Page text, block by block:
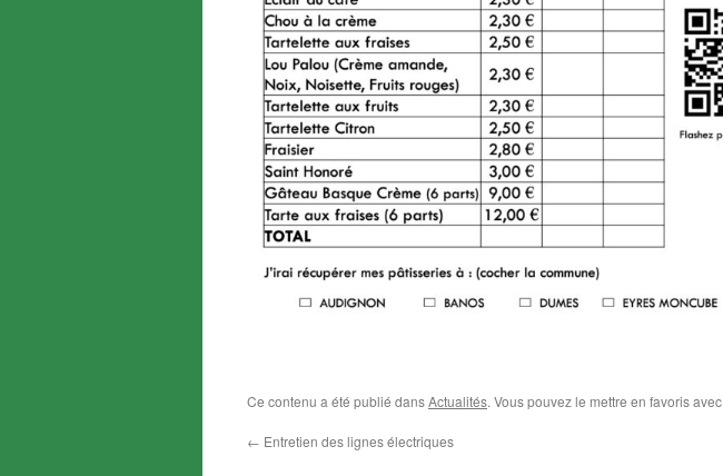
Ce contenu a été publié dansActualités. Vous pouvez le mettre en favoris avec
← Entretien des lignes électriques